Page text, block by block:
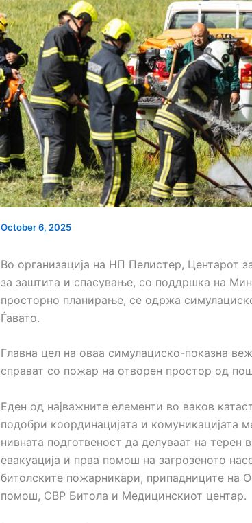
October 6, 2025
Во организација на НП Пелистер, Центарот
за заштита и спасување, со поддршка на
просторно планирање, се одржа
Ѓавато.
Главна цел на оваа симулациско-показна
справат со пожар на отворен простор од
Еден од најважните елементи во ваков
подобри координацијата и комуникацијата
нивната подготвеност да делуваат на
евакуација и прва помош на загрозеното
битолските пожарникари, припадниците на
помош, СВР Битола и Медицинскиот центар.